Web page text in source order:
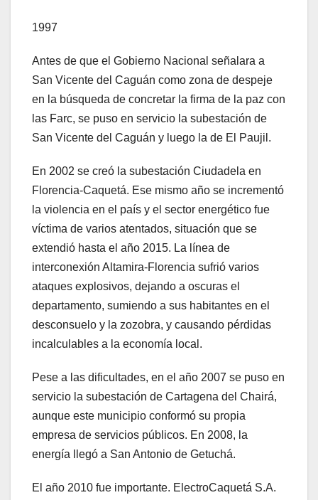
1997
Antes de que el Gobierno Nacional señalara a
San Vicente del Caguán como zona de despeje
en la búsqueda de concretar la firma de la paz con
las Farc, se puso en servicio la subestación de
San Vicente del Caguán y luego la de El Paujil.
En 2002 se creó la subestación Ciudadela en
Florencia-Caquetá. Ese mismo año se incrementó
la violencia en el país y el sector energético fue
víctima de varios atentados, situación que se
extendió hasta el año 2015. La línea de
interconexión Altamira-Florencia sufrió varios
ataques explosivos, dejando a oscuras el
departamento, sumiendo a sus habitantes en el
desconsuelo y la zozobra, y causando pérdidas
incalculables a la economía local.
Pese a las dificultades, en el año 2007 se puso en
servicio la subestación de Cartagena del Chairá,
aunque este municipio conformó su propia
empresa de servicios públicos. En 2008, la
energía llegó a San Antonio de Getuchá.
El año 2010 fue importante. ElectroCaquetá S.A.